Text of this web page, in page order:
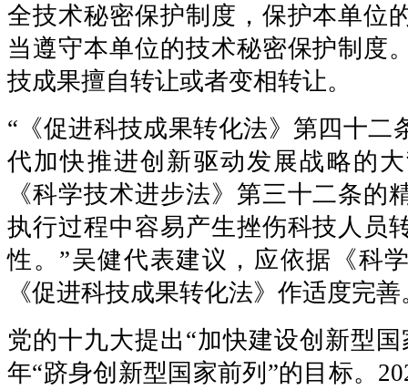
全技术秘密保护制度，保护本单位
当遵守本单位的技术秘密保护制度
技成果擅自转让或者变相转让。
“《促进科技成果转化法》第四十二
代加快推进创新驱动发展战略的
《科学技术进步法》第三十二条的
执行过程中容易产生挫伤科技人员
性。”吴健代表建议，应依据《科
《促进科技成果转化法》作适度完善
党的十九大提出“加快建设创新型
年“跻身创新型国家前列”的目标。